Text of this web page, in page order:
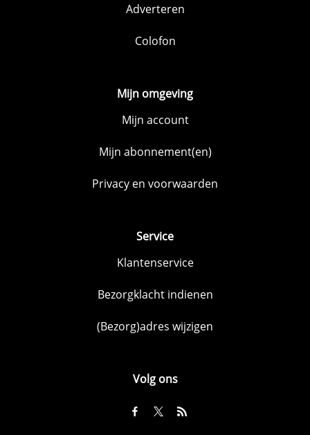
Adverteren
Colofon
Mijn omgeving
Mijn account
Mijn abonnement(en)
Privacy en voorwaarden
Service
Klantenservice
Bezorgklacht indienen
(Bezorg)adres wijzigen
Volg ons